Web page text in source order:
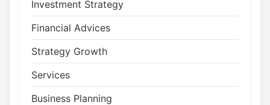
Investment Strategy
Financial Advices
Strategy Growth
Services
Business Planning